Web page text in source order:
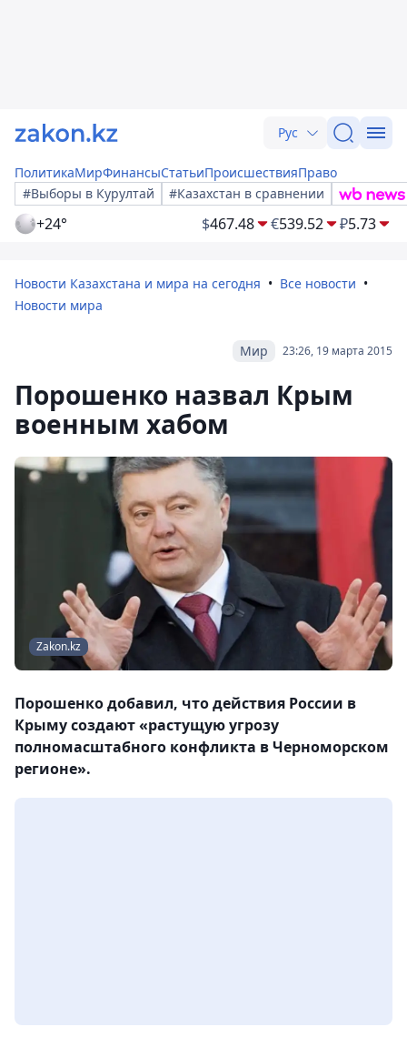
Рус
ПолитикаМирФинансыСтатьиПроисшествияПраво
#Выборы в Курултай
#Казахстан в сравнении
+24° $467.48 €539.52 ₽5.73
Новости Казахстана и мира на сегодня
Все новости
Новости мира
23:26, 19 марта 2015
Мир
Порошенко назвал Крым
военным хабом
Zakon.kz
Порошенко добавил, что действия России в
Крыму создают «растущую угрозу
полномасштабного конфликта в Черноморском
регионе».